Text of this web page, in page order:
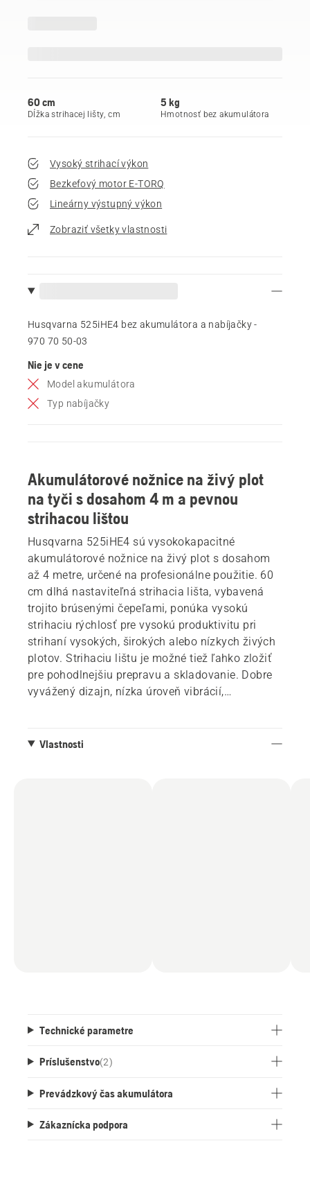
60 cm
Dĺžka strihacej lišty, cm
5 kg
Hmotnosť bez akumulátora
Vysoký strihací výkon
Bezkefový motor E-TORQ
Lineárny výstupný výkon
Zobraziť všetky vlastnosti
Husqvarna 525iHE4 bez akumulátora a nabíjačky -
970 70 50‑03
Nie je v cene
Model akumulátora
Typ nabíjačky
Akumulátorové nožnice na živý plot
na tyči s dosahom 4 m a pevnou
strihacou lištou
Husqvarna 525iHE4 sú vysokokapacitné
akumulátorové nožnice na živý plot s dosahom
až 4 metre, určené na profesionálne použitie. 60
cm dlhá nastaviteľná strihacia lišta, vybavená
trojito brúsenými čepeľami, ponúka vysokú
strihaciu rýchlosť pre vysokú produktivitu pri
strihaní vysokých, širokých alebo nízkych živých
plotov. Strihaciu lištu je možné tiež ľahko zložiť
pre pohodlnejšiu prepravu a skladovanie. Dobre
vyvážený dizajn, nízka úroveň vibrácií,
dlhej a náročnej pracovnej doby. Štandard IPX4
Vlastnosti
Technické parametre
Príslušenstvo(2)
Prevádzkový čas akumulátora
Zákaznícka podpora